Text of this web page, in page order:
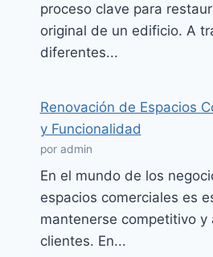
proceso clave para
original de un edificio. A
diferentes...
Renovación de Espacios
y Funcionalidad
por admin
En el mundo de los
espacios comerciales es
mantenerse competitivo y
clientes. En...